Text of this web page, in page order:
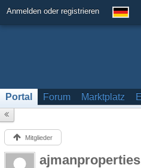
Anmelden oder registrieren
Portal Forum Marktplatz
Mitglieder